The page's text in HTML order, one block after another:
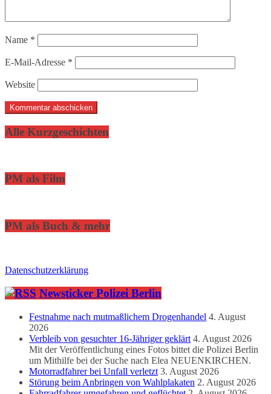
Name *
E-Mail-Adresse *
Website
Alle Kurzgeschichten
PM als Film
PM als Buch & mehr
Datenschutzerklärung
Newsticker Polizei Berlin
Festnahme nach mutmaßlichem Drogenhandel 4. August
2026
Verbleib von gesuchter 16-Jähriger geklärt 4. August 2026
Mit der Veröffentlichung eines Fotos bittet die Polizei Berlin
um Mithilfe bei der Suche nach Elea NEUENKIRCHEN.
Motorradfahrer bei Unfall verletzt 3. August 2026
Störung beim Anbringen von Wahlplakaten 2. August 2026